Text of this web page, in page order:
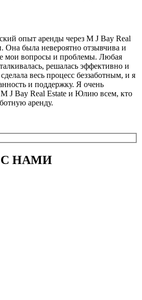
опыт аренды через M J Bay Real
была невероятно отзывчива и
мои вопросы и проблемы. Любая
решалась эффективно и
весь процесс беззаботным, и я
и поддержку. Я очень
J Bay Real Estate и Юлию всем, кто
аренду.
С НАМИ